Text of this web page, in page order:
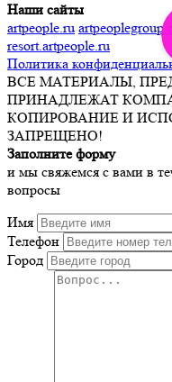
Наши сайты
artpeople.ru
resort.artpeople.ru
Политика
ВСЕ МАТЕРИАЛЫ,
ПРИНАДЛЕЖАТ
КОПИРОВАНИЕ И
ЗАПРЕЩЕНО!
Заполните форму
и мы свяжемся с вами в
вопросы
Имя
Телефон
Город